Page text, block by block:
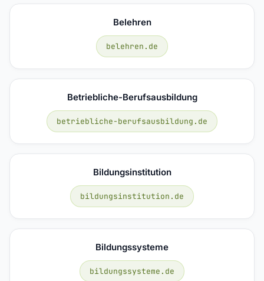
Belehren
belehren.de
Betriebliche-Berufsausbildung
betriebliche-berufsausbildung.de
Bildungsinstitution
bildungsinstitution.de
Bildungssysteme
bildungssysteme.de